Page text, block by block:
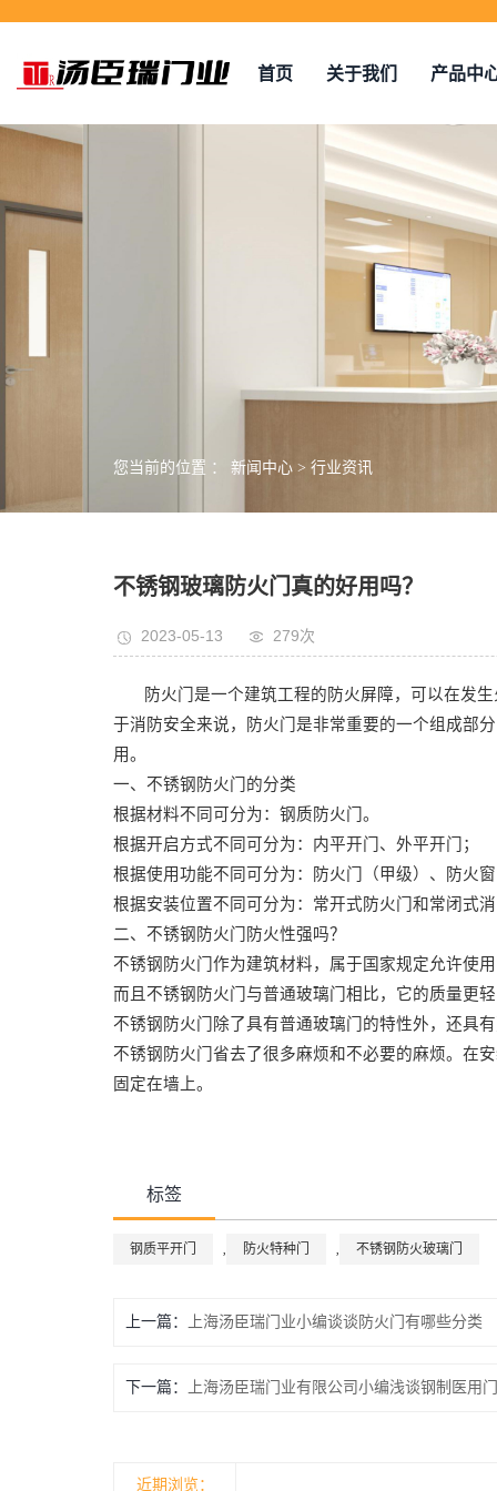
首页 关于我们 产品中
您当前的位置 ： 新闻中心 > 行业资讯
不锈钢玻璃防火门真的好用吗？
2023-05-13 279次
防火门是一个建筑工程的防火屏障，可以在发生
于消防安全来说，防火门是非常重要的一个组成部
用。
一、不锈钢防火门的分类
根据材料不同可分为：钢质防火门。
根据开启方式不同可分为：内平开门、外平开门；
根据使用功能不同可分为：防火门（甲级）、防火
根据安装位置不同可分为：常开式防火门和常闭式
二、不锈钢防火门防火性强吗？
不锈钢防火门作为建筑材料，属于国家规定允许使
而且不锈钢防火门与普通玻璃门相比，它的质量更
不锈钢防火门除了具有普通玻璃门的特性外，还具
不锈钢防火门省去了很多麻烦和不必要的麻烦。在
固定在墙上。
标签
钢质平开门 防火特种门 不锈钢防火玻璃门
上一篇： 上海汤臣瑞门业小编谈谈防火门有哪些分类
下一篇： 上海汤臣瑞门业有限公司小编浅谈钢制医用
近期浏览：